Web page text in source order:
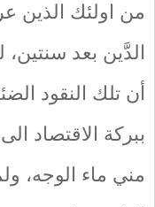
من اولئك الذين
الدَّين بعد سنتين،
أن تلك النقود
ببركة الاقتصاد
مني ماء الوجه،